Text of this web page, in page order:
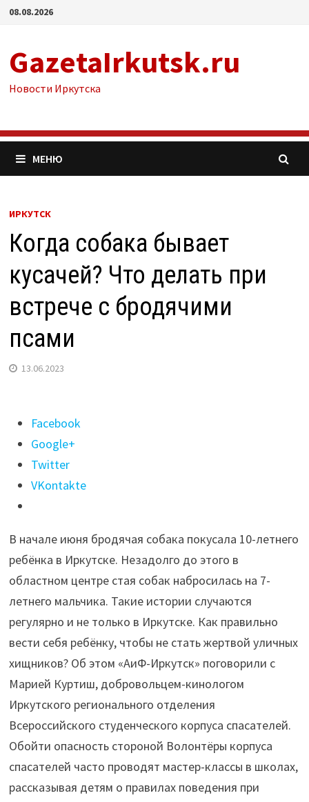
Перейти
08.08.2026
GazetaIrkutsk.ru
Новости Иркутска
МЕНЮ
ИРКУТСК
Когда собака бывает
кусачей? Что делать при
встрече с бродячими
псами
13.06.2023
Поделиться
"Когда
собака
бывает
кусачей?
делать
при
встрече
с
бродячими
псами"
Facebook
Google+
Twitter
VKontakte
В начале июня бродячая собака покусала 10-летнего
ребёнка в Иркутске. Незадолго до этого в
областном центре стая собак набросилась на 7-
летнего мальчика. Такие истории случаются
регулярно и не только в Иркутске. Как правильно
вести себя ребёнку, чтобы не стать жертвой уличных
хищников? Об этом «АиФ-Иркутск» поговорили с
Марией Куртиш, добровольцем-кинологом
Иркутского регионального отделения
Всероссийского студенческого корпуса спасателей.
Обойти опасность стороной Волонтёры корпуса
спасателей часто проводят мастер-классы в школах,
рассказывая детям о правилах поведения при